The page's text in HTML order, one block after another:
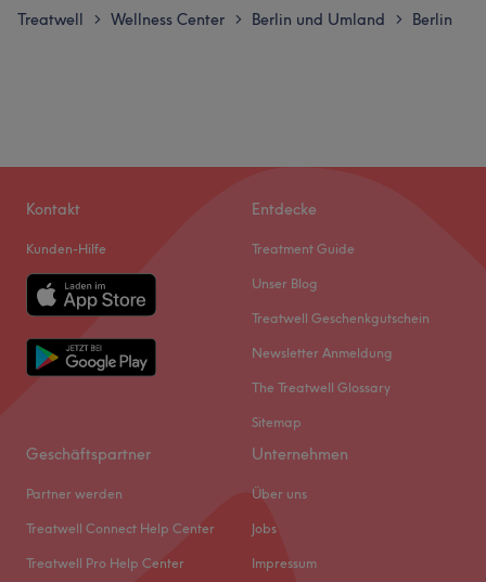
Treatwell > Wellness Center > Berlin und Umland > Berlin
Kontakt
Kunden-Hilfe
Entdecke
Treatment Guide
Unser Blog
Treatwell Geschenkgutschein
Newsletter Anmeldung
The Treatwell Glossary
Sitemap
Geschäftspartner
Partner werden
Treatwell Connect Help Center
Treatwell Pro Help Center
Unternehmen
Über uns
Jobs
Impressum